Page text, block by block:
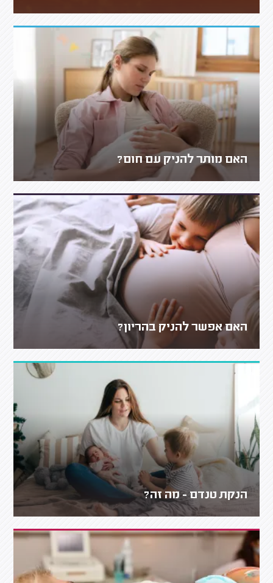
האם מותר להניק עם חום?
האם אפשר להניק בהריון?
הנקת טנדם - מה זה?